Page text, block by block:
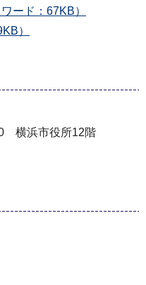
ード：67KB）
）
横浜市役所12階